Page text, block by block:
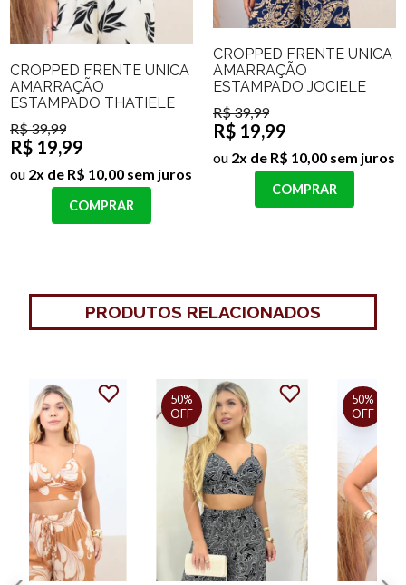
CROPPED FRENTE ÚNICA
AMARRAÇÃO
ESTAMPADO THATIELE
R$ 39,99
R$ 19,99
ou 2x de R$ 10,00 sem juros
COMPRAR
CROPPED FRENTE ÚNICA
AMARRAÇÃO
ESTAMPADO JOCIELE
R$ 39,99
R$ 19,99
ou 2x de R$ 10,00 sem juros
COMPRAR
PRODUTOS RELACIONADOS
50%
OFF
50%
OFF